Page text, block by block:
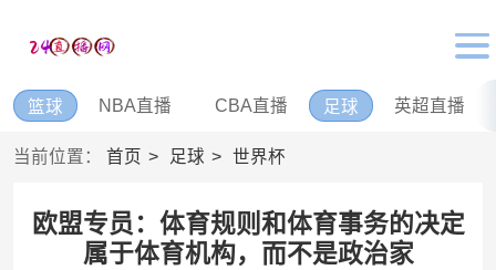
篮球 NBA直播 CBA直播 足球 英超直播
当前位置： 首页 足球 世界杯
欧盟专员：体育规则和体育事务的决定
属于体育机构，而不是政治家